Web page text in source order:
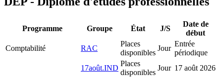
Programme Groupe État J/S
Date de
début
Comptabilité
RAC
Places
disponibles
Jour
Entrée
périodique
17août.IND
Places
disponibles
Jour 17 août 2026